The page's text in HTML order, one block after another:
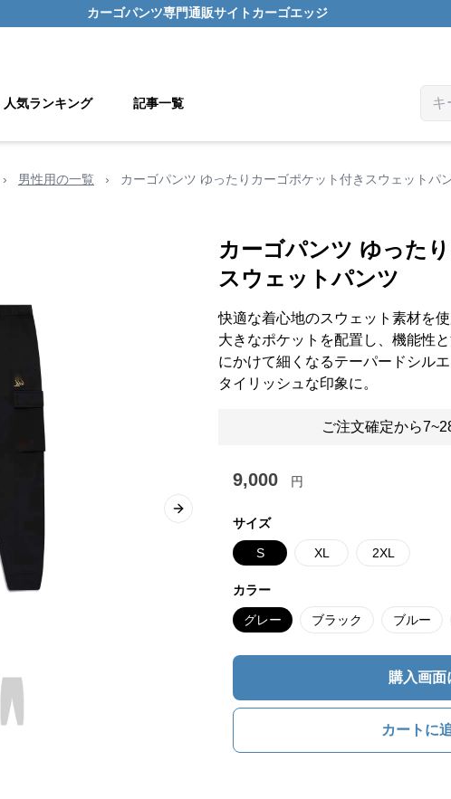
カーゴパンツ専門通販サイト カーゴエッジ
人気ランキング 記事一覧
› 男性用の一覧 › カーゴパンツ ゆったりカーゴポケット付きスウェットパ
Next slide
カーゴパンツ ゆった
スウェットパンツ
快適な着心地のスウェット素材を
大きなポケットを配置し、機能性
にかけて細くなるテーパードシル
タイリッシュな印象に。
ご注文確定から
9,000 円
サイズ
S XL 2XL
カラー
グレー ブラック ブルー
購入画面
カートに